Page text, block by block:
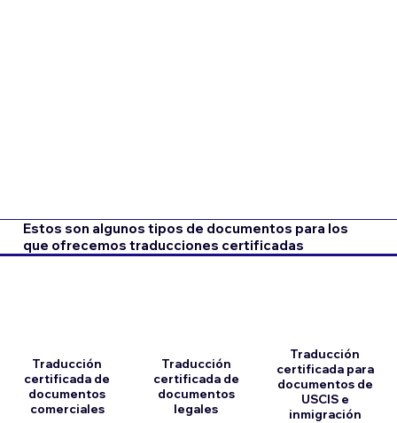
Estos son algunos tipos de documentos para los
que ofrecemos traducciones certificadas
Traducción
certificada de
documentos
comerciales
Traducción
certificada de
documentos
legales
Traducción
certificada para
documentos de
USCIS e
inmigración